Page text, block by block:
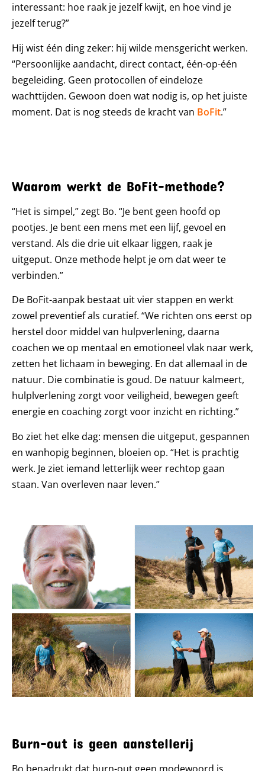
interessant: hoe raak je jezelf kwijt, en hoe vind je
jezelf terug?”
Hij wist één ding zeker: hij wilde mensgericht werken.
“Persoonlijke aandacht, direct contact, één-op-één
begeleiding. Geen protocollen of eindeloze
wachttijden. Gewoon doen wat nodig is, op het juiste
moment. Dat is nog steeds de kracht van BoFit.”
Waarom werkt de BoFit-methode?
“Het is simpel,” zegt Bo. “Je bent geen hoofd op
pootjes. Je bent een mens met een lijf, gevoel en
verstand. Als die drie uit elkaar liggen, raak je
uitgeput. Onze methode helpt je om dat weer te
verbinden.”
De BoFit-aanpak bestaat uit vier stappen en werkt
zowel preventief als curatief. “We richten ons eerst op
herstel door middel van hulpverlening, daarna
coachen we op mentaal en emotioneel vlak naar werk,
zetten het lichaam in beweging. En dat allemaal in de
natuur. Die combinatie is goud. De natuur kalmeert,
hulplverlening zorgt voor veiligheid, bewegen geeft
energie en coaching zorgt voor inzicht en richting.”
Bo ziet het elke dag: mensen die uitgeput, gespannen
en wanhopig beginnen, bloeien op. “Het is prachtig
werk. Je ziet iemand letterlijk weer rechtop gaan
staan. Van overleven naar leven.”
Burn-out is geen aanstellerij